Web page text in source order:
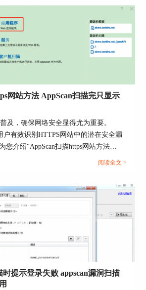
用程序和API中的各种安全漏
超越其他竞争对手在搜索排名中
下：
擎：这家伙的探测引擎可牛了，
漏洞，包括最新的那些。所以报
全测需求。哪个行业、哪种场景
玩意能轻轻松松融进持续集成和
，保证应用一直在被监控和保护
早早地发现和解决潜在问题。
的Web应用程序
漏洞扫描工
于自动化漏洞扫描技术，可以帮
Web应用程序和API中的安全漏
工具 AppScan好用吗？今天我们就来聊
到底值不值得你使用。...
网站方法 AppScan扫描完只显示
及，确保网络安全显得尤为重要。
户有效识别HTTPS网站中的潜在安全漏
您介绍“AppScan扫描https网站方法
示一个页面”的相关话题，为您提供详细
阅读全文 >
时提示登录失败 appscan漏洞扫描